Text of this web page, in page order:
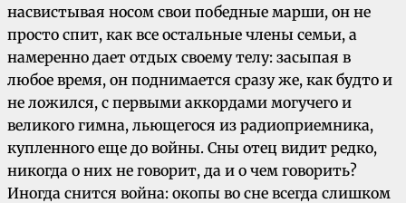
насвистывая носом свои победные марши, он не
просто спит, как все остальные члены семьи, а
намеренно дает отдых своему телу: засыпая в
любое время, он поднимается сразу же, как будто и
не ложился, с первыми аккордами могучего и
великого гимна, льющегося из радиоприемника,
купленного еще до войны. Сны отец видит редко,
никогда о них не говорит, да и о чем говорить?
Иногда снится война: окопы во сне всегда слишком